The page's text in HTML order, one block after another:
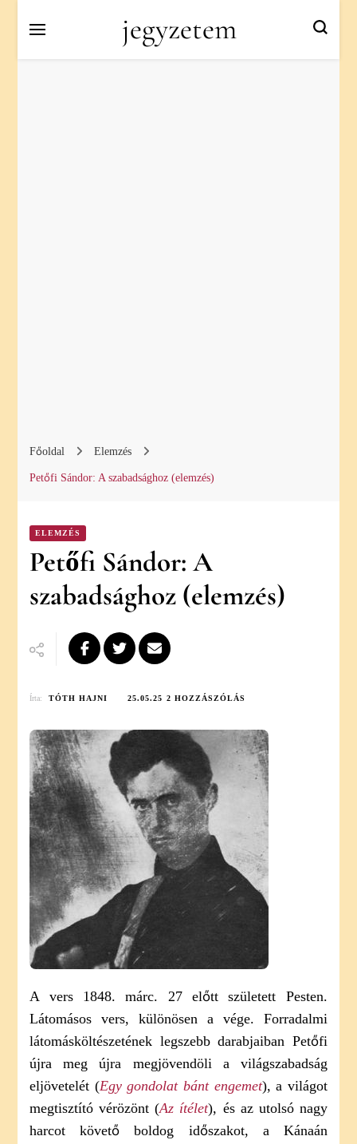
jegyzetem
Főoldal Elemzés
Petőfi Sándor: A szabadsághoz (elemzés)
ELEMZÉS
Petőfi Sándor: A
szabadsághoz (elemzés)
Írta: TÓTH HAJNI 25.05.25 2 HOZZÁSZÓLÁS
SZABADSÁGHOZ
(ELEMZÉS)
CÍMŰ
BEJEGYZÉSHEZ
A vers 1848. márc. 27 előtt született Pesten.
Látomásos vers, különösen a vége. Forradalmi
látomásköltészetének legszebb darabjaiban Petőfi
újra meg újra megjövendöli a világszabadság
eljövetelét (Egy gondolat bánt engemet), a világot
megtisztító vérözönt (Az ítélet), és az utolsó nagy
harcot követő boldog időszakot, a Kánaán